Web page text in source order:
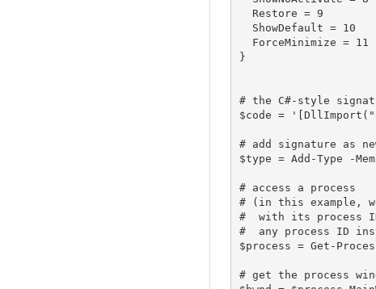
}
# the C#-style
$code =
# add signature as
$type = Add-Type -
# access a process
# (in this example,
#  with its process
#  any process ID
$process = Get-
# get the process